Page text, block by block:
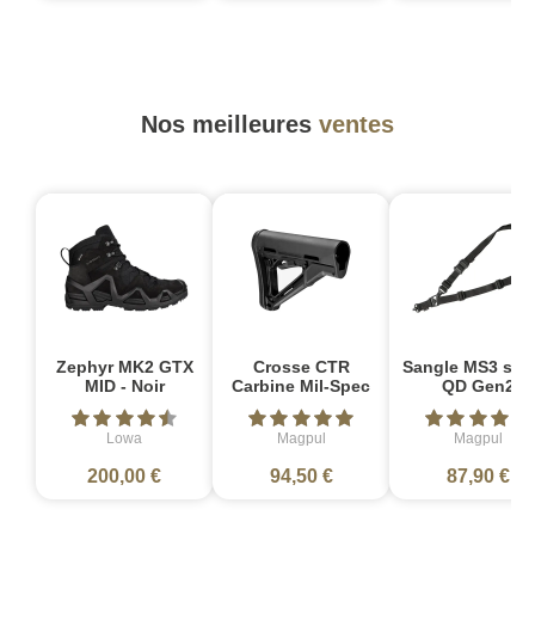
Nos meilleures ventes
Zephyr MK2 GTX
MID - Noir
Lowa
200,00 €
Crosse CTR
Carbine Mil-Spec
Magpul
94,50 €
Sangle MS3
QD Gen2
Magpul
87,90 €